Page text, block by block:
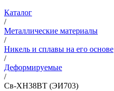
Каталог
/
Металлические материалы
/
Никель и сплавы на его основе
/
Деформируемые
/
Св-ХН38ВТ (ЭИ703)